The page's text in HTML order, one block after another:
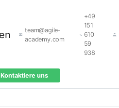
team@agile-
academy.com
+49
151
610
59
938
Kontaktiere uns